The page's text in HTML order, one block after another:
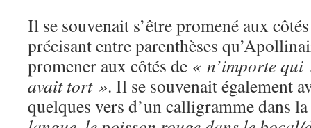
Il se souvenait s’être promené aux
précisant entre parenthèses
promener aux côtés de « n’importe qui
avait tort ». Il se souvenait également
quelques vers d’un calligramme dans